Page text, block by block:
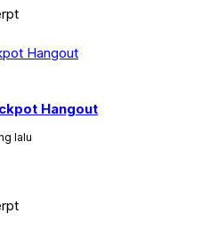
Hangout
lalu